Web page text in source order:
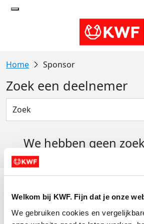
Welkom bij KWF. Fijn dat je onze
We gebruiken cookies en
Sponsor
Zoek een deelnemer
We hebben geen
Actiematerialen
Evenementen